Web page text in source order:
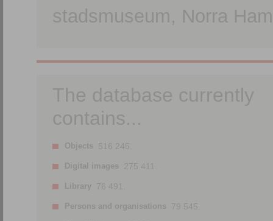
stadsmuseum, Norra
The database currently
contains...
Objects 516 245.
Digital images 275 411.
Library 76 491.
Persons and organisations 79 545.